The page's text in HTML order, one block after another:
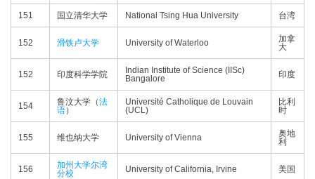
151 国立清华大学 National Tsing Hua University 台湾
152 滑铁卢大学 University of Waterloo
加拿
大
152 印度科学学院
Indian Institute of Science (IISc)
Bangalore
印度
154 鲁汶大学（法
语）
Université Catholique de Louvain
(UCL)
比利
时
155 维也纳大学 University of Vienna
奥地
利
156
加州大学尔湾
分校
University of California, Irvine 美国